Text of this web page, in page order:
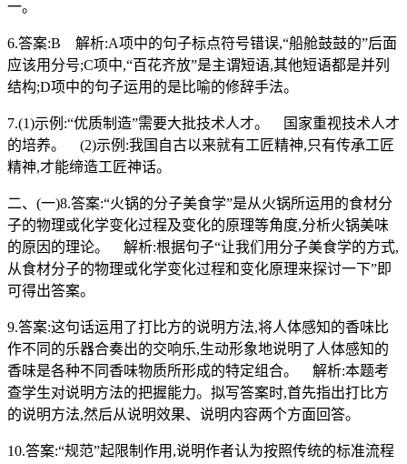
一。
6.答案:B 解析:A项中的句子标点符号错误,“船舱鼓鼓的”后面
应该用分号;C项中,“百花齐放”是主谓短语,其他短语都是并列
结构;D项中的句子运用的是比喻的修辞手法。
7.(1)示例:“优质制造”需要大批技术人才。 国家重视技术人才
的培养。 (2)示例:我国自古以来就有工匠精神,只有传承工匠
精神,才能缔造工匠神话。
二、(一)8.答案:“火锅的分子美食学”是从火锅所运用的食材分
子的物理或化学变化过程及变化的原理等角度,分析火锅美味
的原因的理论。 解析:根据句子“让我们用分子美食学的方式,
从食材分子的物理或化学变化过程和变化原理来探讨一下”即
可得出答案。
9.答案:这句话运用了打比方的说明方法,将人体感知的香味比
作不同的乐器合奏出的交响乐,生动形象地说明了人体感知的
香味是各种不同香味物质所形成的特定组合。 解析:本题考
查学生对说明方法的把握能力。拟写答案时,首先指出打比方
的说明方法,然后从说明效果、说明内容两个方面回答。
10.答案:“规范”起限制作用,说明作者认为按照传统的标准流程